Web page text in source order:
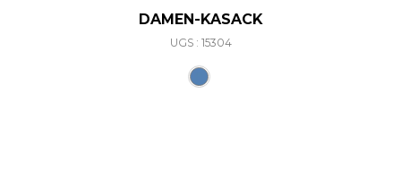
DAMEN-KASACK
UGS : 15304